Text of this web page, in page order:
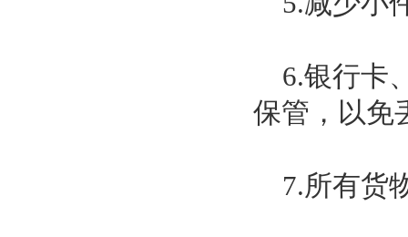
6.银行卡
保管，以免
7.所有货